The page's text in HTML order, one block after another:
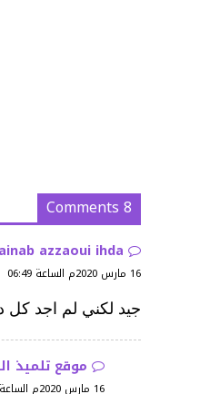
8 Comments
16 مارس 2020م الساعة 06:49
جيد لكني لم اجد
موقع تلميذ
16 مارس 2020م الساعة 09:15